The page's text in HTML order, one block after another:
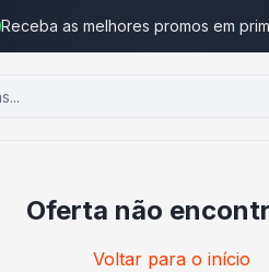
Receba as melhores promos em
Oferta não
Voltar para o início